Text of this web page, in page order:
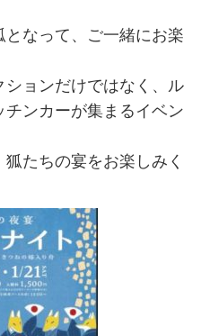
なって、ご一緒にお楽
ョンだけではなく、ル
ンカーが集まるイベン
たちの宴をお楽しみく